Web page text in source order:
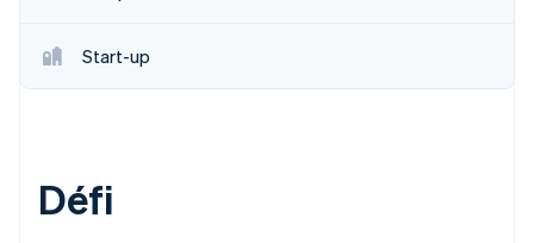
Regarder la vidéo
Start-up
Défi